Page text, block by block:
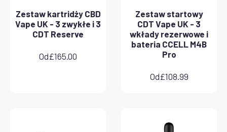
Zestaw kartridży CBD
Vape UK - 3 zwykłe i 3
CDT Reserve
Od£165.00
Zestaw startowy
CDT Vape UK - 3
wkłady rezerwowe i
bateria CCELL M4B
Pro
Od£108.99